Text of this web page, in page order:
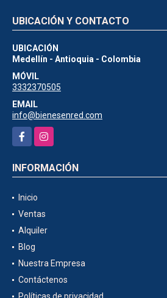
UBICACIÓN Y CONTACTO
UBICACIÓN
Medellín - Antioquia - Colombia
MÓVIL
3332370505
EMAIL
info@bienesenred.com
FacebookInstagram
INFORMACIÓN
Inicio
Ventas
Alquiler
Blog
Nuestra Empresa
Contáctenos